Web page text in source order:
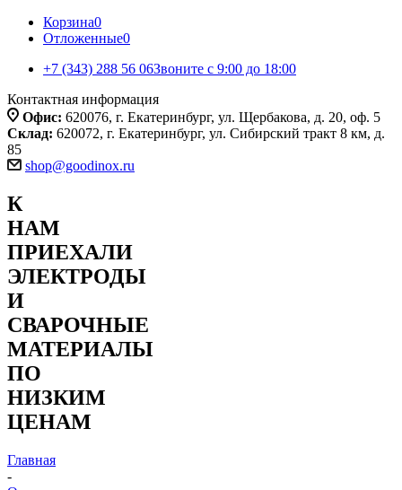
Корзина0
Отложенные0
+7 (343) 288 56 06Звоните с 9:00 до 18:00
Контактная информация
Офис: 620076, г. Екатеринбург, ул. Щербакова, д. 20, оф. 5
Склад: 620072, г. Екатеринбург, ул. Сибирский тракт 8 км, д.
85
shop@goodinox.ru
К
НАМ
ПРИЕХАЛИ
ЭЛЕКТРОДЫ
И
СВАРОЧНЫЕ
МАТЕРИАЛЫ
ПО
НИЗКИМ
ЦЕНАМ
Главная
-